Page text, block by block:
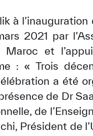
à l’inauguration
2021 par
et
: « Trois
a été
de Dr
de
Président de